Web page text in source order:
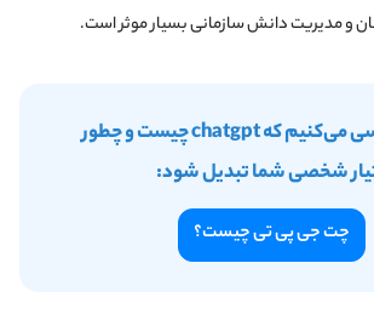
و مدیریت دانش سازمانی بسیار موثر است.
در مقاله زیر بررسی می‌کنیم که chatgpt چیست و چطور
شخصی شما تبدیل شود:
چت جی پی تی چیست؟